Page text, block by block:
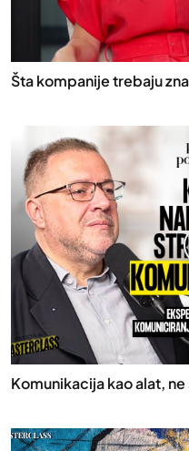
Šta kompanije trebaju
Komunikacija kao alat,